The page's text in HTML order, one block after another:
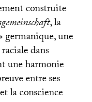
construite
, la
germanique, une
dans
une harmonie
entre ses
la conscience